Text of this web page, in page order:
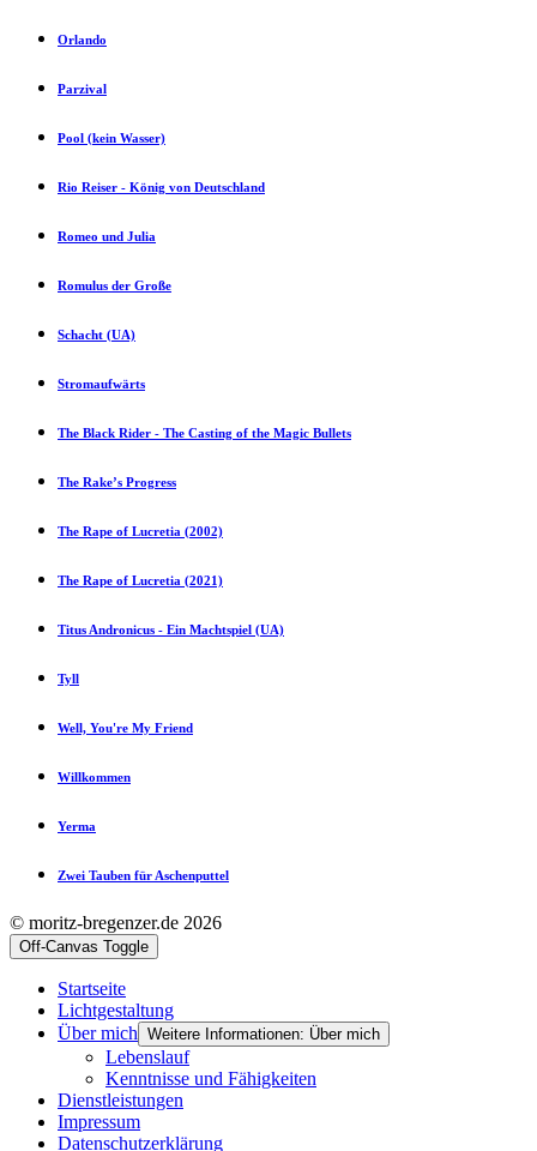
Orlando
Parzival
Pool (kein Wasser)
Rio Reiser - König von Deutschland
Romeo und Julia
Romulus der Große
Schacht (UA)
Stromaufwärts
The Black Rider - The Casting of the Magic Bullets
The Rake’s Progress
The Rape of Lucretia (2002)
The Rape of Lucretia (2021)
Titus Andronicus - Ein Machtspiel (UA)
Tyll
Well, You're My Friend
Willkommen
Yerma
Zwei Tauben für Aschenputtel
© moritz-bregenzer.de 2026
Off-Canvas Toggle
Startseite
Lichtgestaltung
Über mich Weitere Informationen: Über mich
Lebenslauf
Kenntnisse und Fähigkeiten
Dienstleistungen
Impressum
Datenschutzerklärung